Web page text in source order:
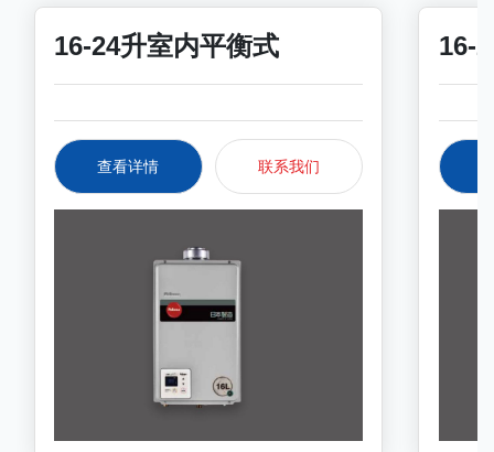
16-24升室内平衡式
查看详情 联系我们
16-